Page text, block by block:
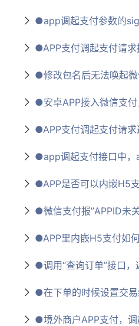
●app调起支付参数的
●APP支付调起支付请求
●修改包名后无法唤起微
●安卓APP接入微信支付
●APP支付调起支付请
●app调起支付接口中，
●APP是否可以内嵌H5支
●微信支付报”APPID未
●APP里内嵌H5支付如
●调用“查询订单”接口，
●在下单的时候设置交易
●境外商户APP支付，调